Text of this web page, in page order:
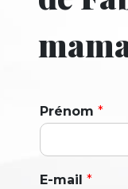
Prénom *
E-mail *